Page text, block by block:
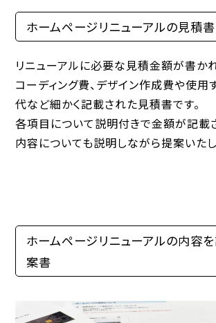
ホームページリニューアルの見積書
リニューアルに必要な見積金額が書か
コーディング費、デザイン作成費や使用
代など細かく記載された見積書です。
各項目について説明付きで金額が記載
内容についても説明しながら提案いたし
ホームページリニューアルの内容
案書